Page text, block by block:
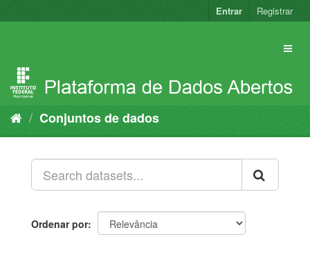
para
Entrar Registrar
Conjuntos de dados
Ordenar por